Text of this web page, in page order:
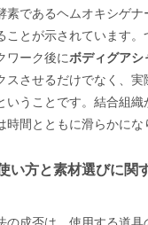
素であるヘムオキシゲナ
とが示されています。
ワーク後にボディグアシ
スさせるだけでなく、実
いうことです。結合組織
時間とともに滑らかにな
い方と素材選びに関